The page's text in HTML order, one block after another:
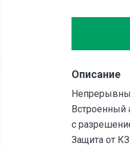
Описание
Встроенный
с
Защита от